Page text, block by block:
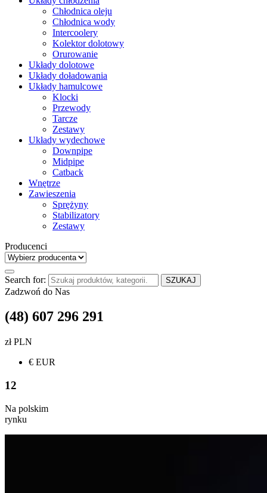
Chłodnica oleju
Chłodnica wody
Intercoolery
Kolektor dolotowy
Orurowanie
Układy dolotowe
Układy doładowania
Układy hamulcowe
Klocki
Przewody
Tarcze
Zestawy
Układy wydechowe
Downpipe
Midpipe
Catback
Wnętrze
Zawieszenia
Sprężyny
Stabilizatory
Zestawy
Producenci
Search for: SZUKAJ
Zadzwoń do Nas
(48) 607 296 291
zł PLN
€ EUR
12
Na polskim
rynku